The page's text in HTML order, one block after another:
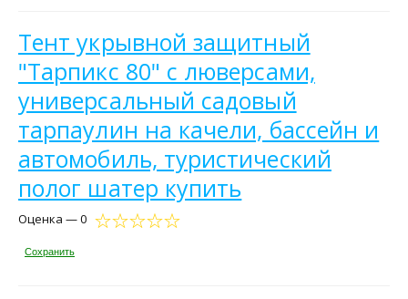
Тент укрывной защитный
"Тарпикс 80" с люверсами,
универсальный садовый
тарпаулин на качели, бассейн и
автомобиль, туристический
полог шатер купить
Оценка — 0
Сохранить